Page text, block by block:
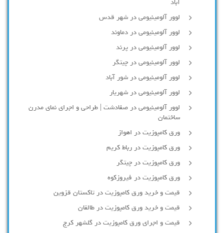
آباد
لوور آلومینیومی در شهر قدس
لوور آلومینیومی در دماوند
لوور آلومینیومی در پرند
لوور آلومینیومی در چیتگر
لوور آلومینیومی در شور آباد
لوور آلومينيومي در شهريار
لوور آلومینیومی در صفادشت | طراحی و اجرای نمای مدرن
ساختمان
ورق کامپوزیت در اهواز
ورق کامپوزیت در رباط کریم
ورق کامپوزیت در چیتگر
ورق کامپوزیت در فیروزکوه
قیمت و خرید ورق کامپوزیت در تاکستان قزوین
قیمت و خرید ورق کامپوزیت در طالقان
قیمت و اجرای ورق کامپوزیت در گلشهر کرج